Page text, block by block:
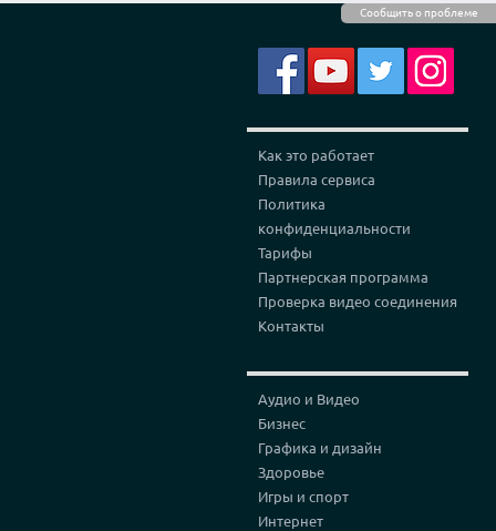
Сообщить о проблеме
Как это работает
Правила сервиса
Политика
конфиденциальности
Тарифы
Партнерская программа
Проверка видео соединения
Контакты
Аудио и Видео
Бизнес
Графика и дизайн
Здоровье
Игры и спорт
Интернет